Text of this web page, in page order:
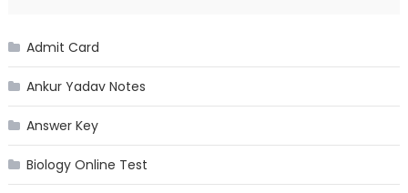
Admit Card
Ankur Yadav Notes
Answer Key
Biology Online Test